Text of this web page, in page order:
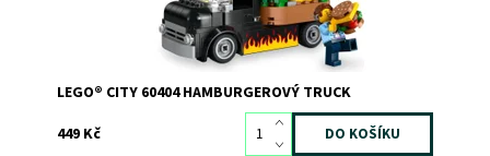
LEGO® CITY 60404 HAMBURGEROVÝ TRUCK
449 Kč